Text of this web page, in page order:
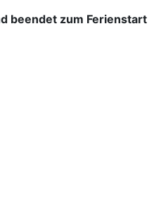
beendet zum Ferienstart